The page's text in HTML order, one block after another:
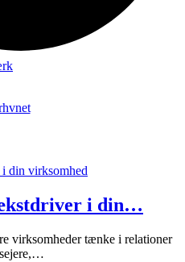
i din…
virksomheder tænke i relationer